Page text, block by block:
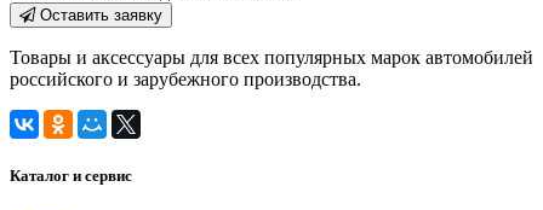
Оставить заявку
Товары и аксессуары для всех популярных марок автомобилей
российского и зарубежного производства.
Каталог и сервис